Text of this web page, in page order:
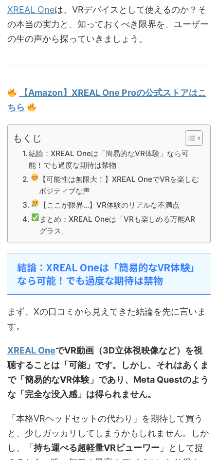
XREAL Oneは、VRデバイスとして使えるのか？そ
の本当の実力と、知っておくべき限界を、ユーザー
の生の声から探っていきましょう。
【Amazon】XREAL One Proの公式ストアはこ
ちら
もくじ
結論：XREAL Oneは「簡易的なVR体験」なら可
能！でも過度な期待は禁物
【可能性は無限大！】XREAL OneでVRを楽しむ
ポジティブな声
【ここが限界…】VR体験のリアルな不満点
まとめ：XREAL Oneは「VRも楽しめる万能AR
グラス」
結論：XREAL Oneは「簡易的なVR体験」
なら可能！でも過度な期待は禁物
まず、Xの口コミから見えてきた結論を先に言いま
す。
XREAL OneでVR動画（3D立体視映像など）を視
聴することは「可能」です。しかし、それはあくま
で「簡易的なVR体験」であり、Meta Questのよう
な「完全な没入感」は得られません。
「本格VRヘッドセットの代わり」を期待して買う
と、少しガッカリしてしまうかもしれません。しか
し、「 持ち運べる超軽量VRビューワー 」として捉